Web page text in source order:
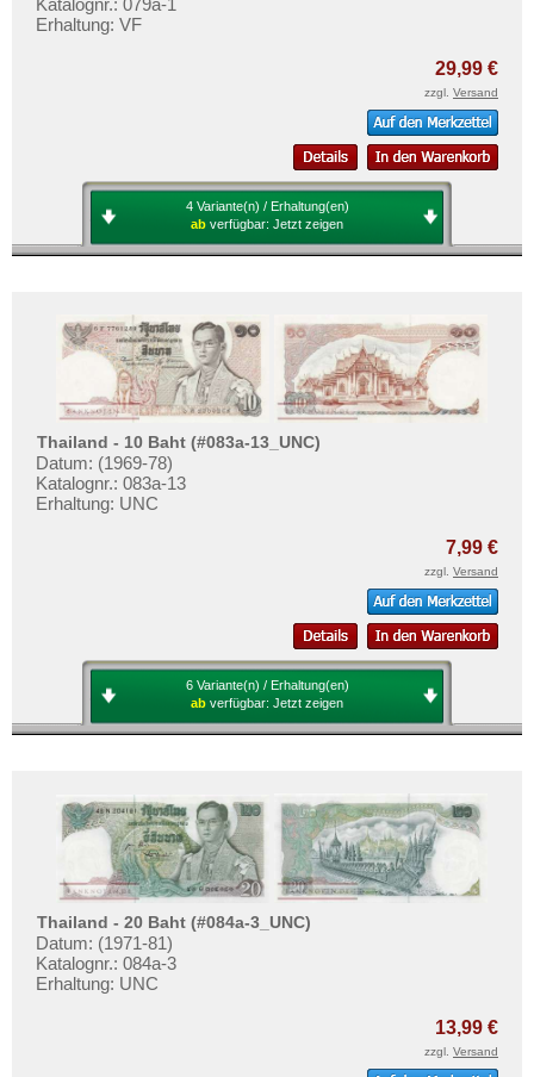
Erhaltung: VF
29,99 €
zzgl. Versand
4 Variante(n) / Erhaltung(en)
ab verfügbar: Jetzt zeigen
Thailand - 10 Baht (#083a-13_UNC)
Datum: (1969-78)
Katalognr.: 083a-13
Erhaltung: UNC
7,99 €
zzgl. Versand
6 Variante(n) / Erhaltung(en)
ab verfügbar: Jetzt zeigen
Thailand - 20 Baht (#084a-3_UNC)
Datum: (1971-81)
Katalognr.: 084a-3
Erhaltung: UNC
13,99 €
zzgl. Versand